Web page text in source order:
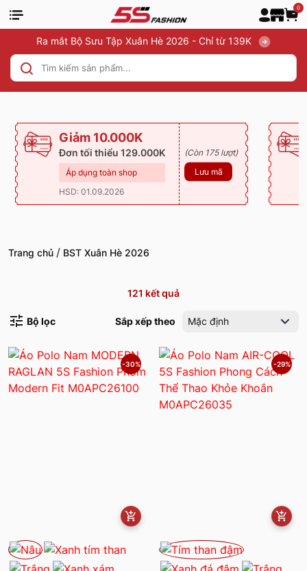
0
Ra mắt Bộ Sưu Tập Xuân Hè 2026 - Chỉ từ 139K
Giảm 10.000K
Đơn tối thiểu 129.000K
Áp dụng toàn shop
HSD: 01.09.2026
(Còn 175 lượt)
Lưu mã
Trang chủ / BST Xuân Hè 2026
121 kết quả
Bộ lọc Sắp xếp theo Mặc định
-30% -29%